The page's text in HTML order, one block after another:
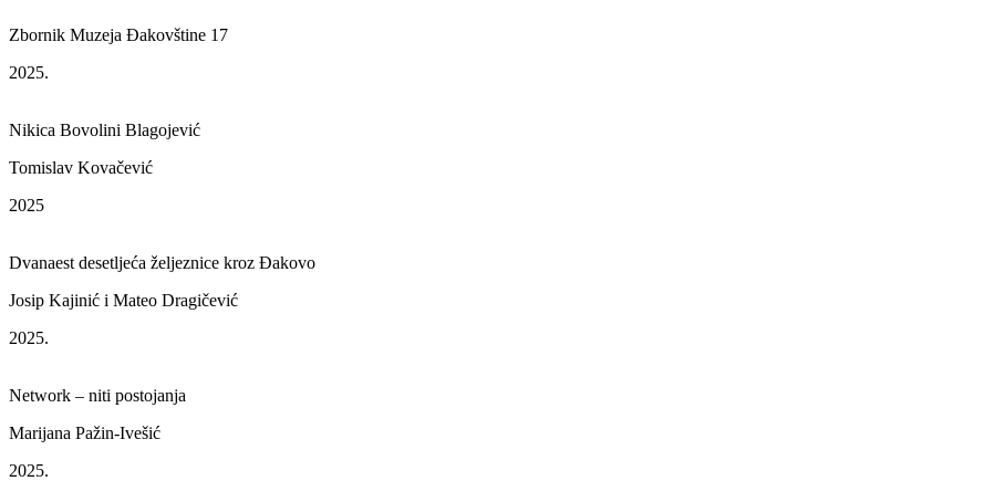
Zbornik Muzeja Đakovštine 17
2025.
Nikica Bovolini Blagojević
Tomislav Kovačević
2025
Dvanaest desetljeća željeznice kroz Đakovo
Josip Kajinić i Mateo Dragičević
2025.
Network – niti postojanja
Marijana Pažin-Ivešić
2025.